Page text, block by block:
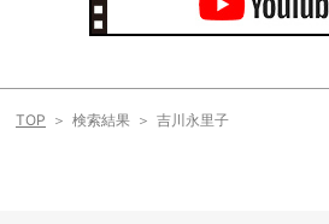
TOP 検索結果 吉川永里子